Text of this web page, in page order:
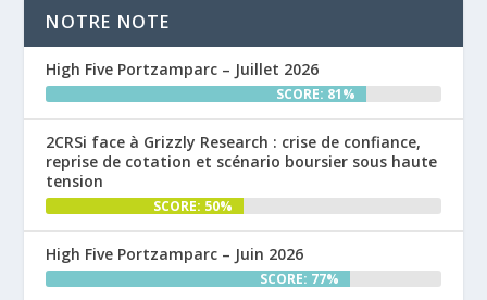
NOTRE NOTE
High Five Portzamparc – Juillet 2026
SCORE: 81%
2CRSi face à Grizzly Research : crise de confiance,
reprise de cotation et scénario boursier sous haute
tension
SCORE: 50%
High Five Portzamparc – Juin 2026
SCORE: 77%